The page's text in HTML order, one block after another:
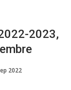
2023,
2022